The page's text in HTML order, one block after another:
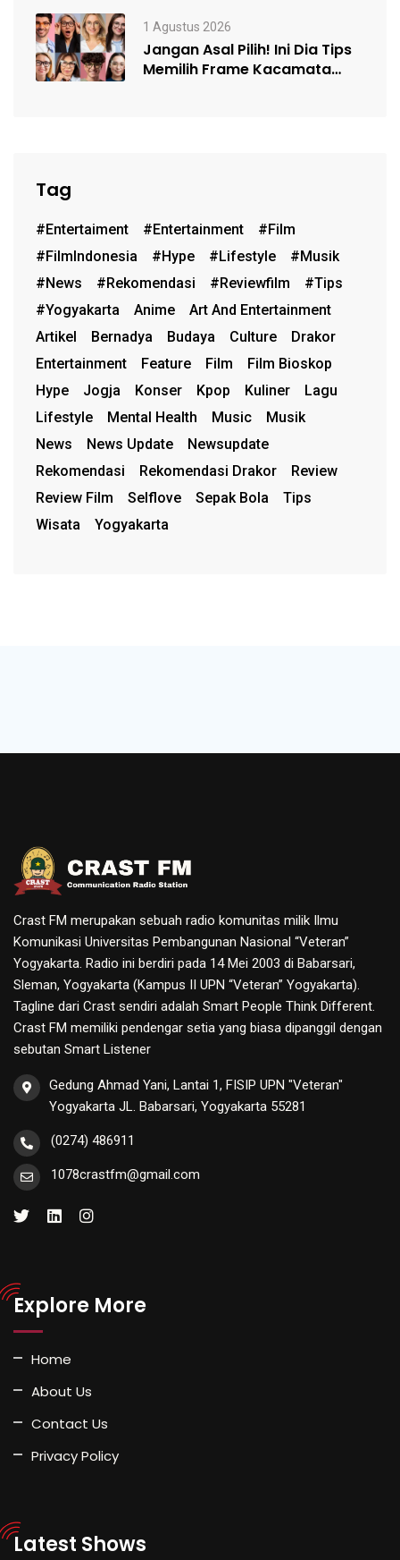
1 Agustus 2026
Jangan Asal Pilih! Ini Dia Tips
Memilih Frame Kacamata
Tag
#entertaiment #entertainment
#film
#FilmIndonesia
#hype #lifestyle
#musik
#News
#rekomendasi #reviewfilm
#Tips
#Yogyakarta
Anime
Art And Entertainment
Artikel
Bernadya Budaya Culture
Drakor
Entertainment
Feature Film
Film Bioskop
Hype
Jogja Konser Kpop Kuliner
Lagu
Lifestyle
Mental Health Music
Musik
News
News Update
Newsupdate
Rekomendasi
Rekomendasi Drakor
Review
Review Film
Selflove Sepak Bola
Tips
Wisata
Yogyakarta
Crast FM merupakan sebuah radio komunitas milik Ilmu
Komunikasi Universitas Pembangunan Nasional “Veteran”
Yogyakarta. Radio ini berdiri pada 14 Mei 2003 di Babarsari,
Sleman, Yogyakarta (Kampus II UPN “Veteran” Yogyakarta).
Tagline dari Crast sendiri adalah Smart People Think Different.
Crast FM memiliki pendengar setia yang biasa dipanggil dengan
sebutan Smart Listener
Gedung Ahmad Yani, Lantai 1, FISIP UPN "Veteran"
Yogyakarta JL. Babarsari, Yogyakarta 55281
(0274) 486911
1078crastfm@gmail.com
Explore More
Home
About Us
Contact Us
Privacy Policy
Latest Shows